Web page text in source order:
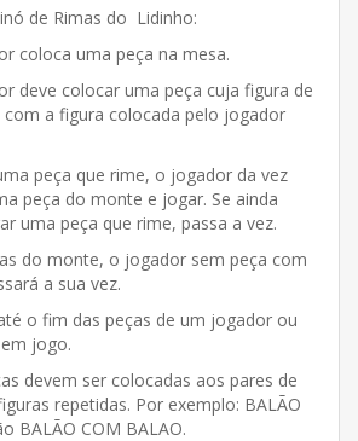
de Rimas do Lidinho:
coloca uma peça na mesa.
deve colocar uma peça cuja figura de
a figura colocada pelo jogador
peça que rime, o jogador da vez
peça do monte e jogar. Se ainda
uma peça que rime, passa a vez.
do monte, o jogador sem peça com
a sua vez.
o fim das peças de um jogador ou
jogo.
devem ser colocadas aos pares de
repetidas. Por exemplo: BALÃO
BALÃO COM BALAO.